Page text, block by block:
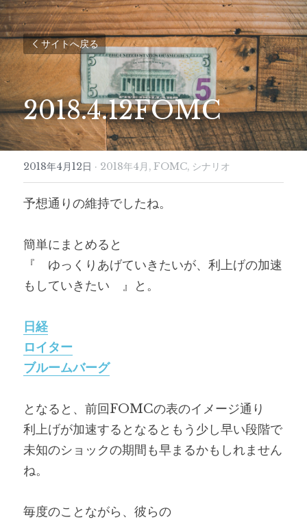
サイトへ戻る
2018.4.12FOMC
2018年4月12日 · 2018年4月, FOMC, シナリオ
予想通りの維持でしたね。
簡単にまとめると
『　ゆっくりあげていきたいが、利上げの加速
もしていきたい　』と。
日経
ロイター
ブルームバーグ
となると、前回FOMCの表のイメージ通り
利上げが加速するとなるともう少し早い段階で
未知のショックの期間も早まるかもしれません
ね。
毎度のことながら、彼らの